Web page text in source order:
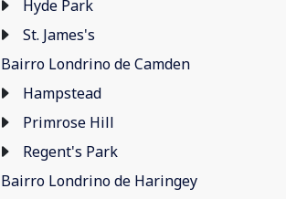
Hyde Park
St. James's
Bairro Londrino de Camden
Hampstead
Primrose Hill
Regent's Park
Bairro Londrino de Haringey